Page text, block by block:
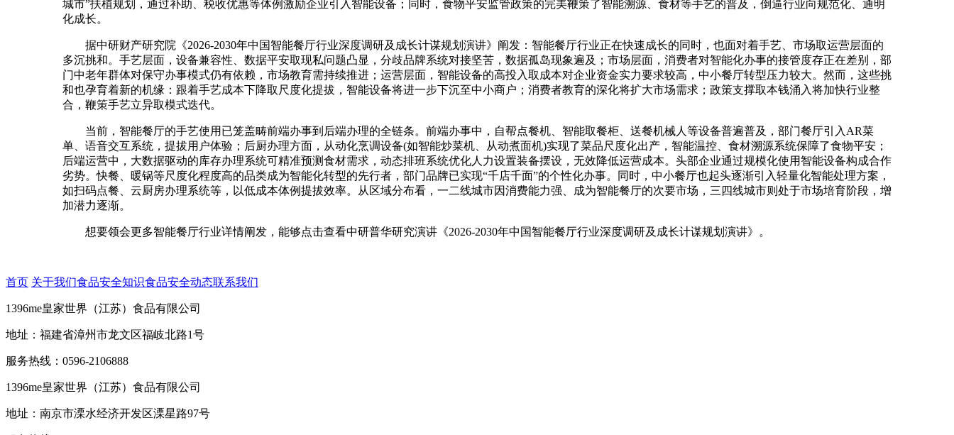
城市”扶植规划，通过补助、税收优惠等体例激励企业引入智能设备；同时，食物平安监管政策的完美鞭策了智能溯源、食材等手艺的普及，倒逼行业向规范化、通明
化成长。
据中研财产研究院《2026-2030年中国智能餐厅行业深度调研及成长计谋规划演讲》阐发：智能餐厅行业正在快速成长的同时，也面对着手艺、市场取运营层面的
多沉挑和。手艺层面，设备兼容性、数据平安取现私问题凸显，分歧品牌系统对接坚苦，数据孤岛现象遍及；市场层面，消费者对智能化办事的接管度存正在差别，部
门中老年群体对保守办事模式仍有依赖，市场教育需持续推进；运营层面，智能设备的高投入取成本对企业资金实力要求较高，中小餐厅转型压力较大。然而，这些挑
和也孕育着新的机缘：跟着手艺成本下降取尺度化提拔，智能设备将进一步下沉至中小商户；消费者教育的深化将扩大市场需求；政策支撑取本钱涌入将加快行业整
合，鞭策手艺立异取模式迭代。
当前，智能餐厅的手艺使用已笼盖畴前端办事到后端办理的全链条。前端办事中，自帮点餐机、智能取餐柜、送餐机械人等设备普遍普及，部门餐厅引入AR菜
单、语音交互系统，提拔用户体验；后厨办理方面，从动化烹调设备(如智能炒菜机、从动煮面机)实现了菜品尺度化出产，智能温控、食材溯源系统保障了食物平安；
后端运营中，大数据驱动的库存办理系统可精准预测食材需求，动态排班系统优化人力设置装备摆设，无效降低运营成本。头部企业通过规模化使用智能设备构成合作
劣势。快餐、暖锅等尺度化程度高的品类成为智能化转型的先行者，部门品牌已实现“千店千面”的个性化办事。同时，中小餐厅也起头逐渐引入轻量化智能处理方案，
如扫码点餐、云厨房办理系统等，以低成本体例提拔效率。从区域分布看，一二线城市因消费能力强、成为智能餐厅的次要市场，三四线城市则处于市场培育阶段，增
加潜力逐渐。
想要领会更多智能餐厅行业详情阐发，能够点击查看中研普华研究演讲《2026-2030年中国智能餐厅行业深度调研及成长计谋规划演讲》。
首页 关于我们食品安全知识食品安全动态联系我们
1396me皇家世界（江苏）食品有限公司
地址：福建省漳州市龙文区福岐北路1号
服务热线：0596-2106888
1396me皇家世界（江苏）食品有限公司
地址：南京市溧水经济开发区溧星路97号